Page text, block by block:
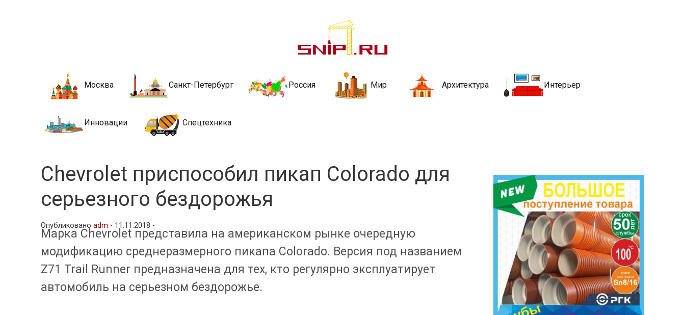
Новости строительства и недвижимости
стройкой рубрики
Москва Санкт-Петербург Россия Мир Архитектура Интерьер
Инновации Спецтехника
Chevrolet приспособил пикап Colorado для
серьезного бездорожья
Опубликованоadm - 11.11.2018 -
Марка Chevrolet представила на американском рынке очередную
модификацию среднеразмерного пикапа Colorado. Версия под названием
Z71 Trail Runner предназначена для тех, кто регулярно эксплуатирует
автомобиль на серьезном бездорожье.